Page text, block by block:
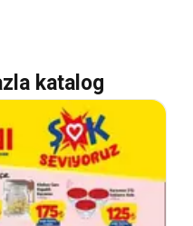
katalog